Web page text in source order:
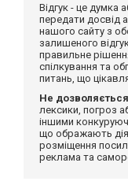
Відгук - це думка
передати досвід
нашого сайту з
залишеного
правильне
спілкування та
питань, що
Не
лексики, погроз
іншими
що ображають
розміщення
реклама та